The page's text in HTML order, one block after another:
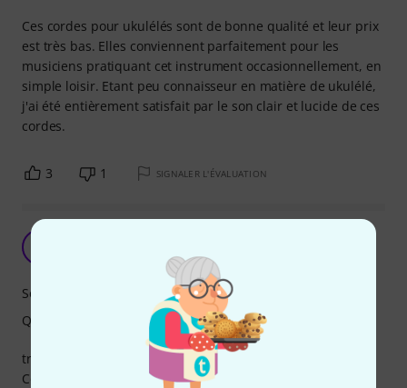
Ces cordes pour ukulélés sont de bonne qualité et leur prix
est très bas. Elles conviennent parfaitement pour les
musiciens pratiquant cet instrument occasionnellement, en
simple loisir. Etant peu connaisseur en matière de ukulélé,
j'ai été entièrement satisfait par le son clair et lucide de ces
cordes.
3 1 SIGNALER L'ÉVALUATION
très satisfait de ces cordes
Comme tous les produits thomann d'ailleurs
Son
Qualité de fabrication